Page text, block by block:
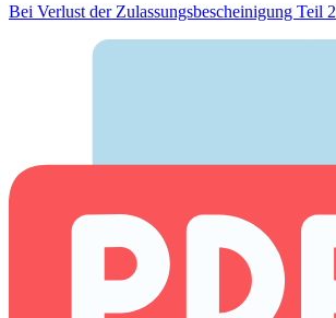
Bei Verlust der Zulassungsbescheinigung Teil 2